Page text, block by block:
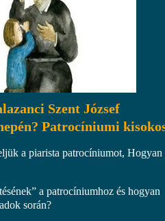
Szent József
Patrocíniumi
a piarista patrocíniumot, Hogyan
a patrocíniumhoz és hogyan
során?